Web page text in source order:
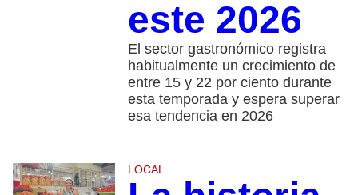
este 2026
El sector gastronómico registra
habitualmente un crecimiento de
entre 15 y 22 por ciento durante
esta temporada y espera superar
esa tendencia en 2026
LOCAL